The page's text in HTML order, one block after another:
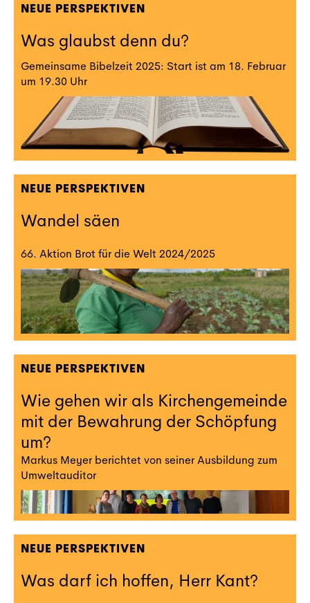
NEUE PERSPEKTIVEN
Was glaubst denn du?
Gemeinsame Bibelzeit 2025: Start ist am 18. Februar
um 19.30 Uhr
NEUE PERSPEKTIVEN
Wandel säen
66. Aktion Brot für die Welt 2024/2025‍
NEUE PERSPEKTIVEN
Wie gehen wir als Kirchengemeinde
mit der Bewahrung der Schöpfung
um?
Markus Meyer berichtet von seiner Ausbildung zum
Umweltauditor
NEUE PERSPEKTIVEN
Was darf ich hoffen, Herr Kant?